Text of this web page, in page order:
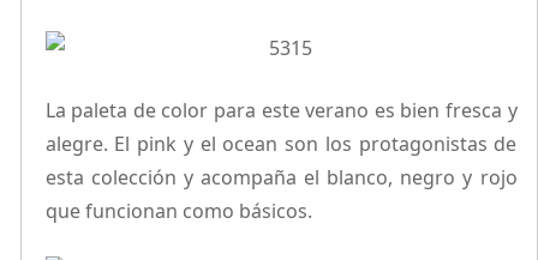
La paleta de color para este verano es bien fresca y
alegre. El pink y el ocean son los protagonistas de
esta colección y acompaña el blanco, negro y rojo
que funcionan como básicos.